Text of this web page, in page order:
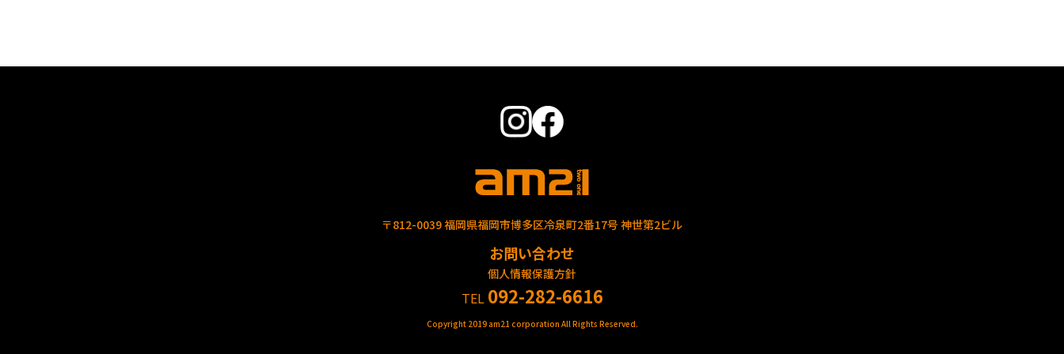
〒812-0039 福岡県福岡市博多区冷泉町2番17号 神世第2ビル
お問い合わせ
個人情報保護方針
TEL 092-282-6616
Copyright 2019 am21 corporation All Rights Reserved.